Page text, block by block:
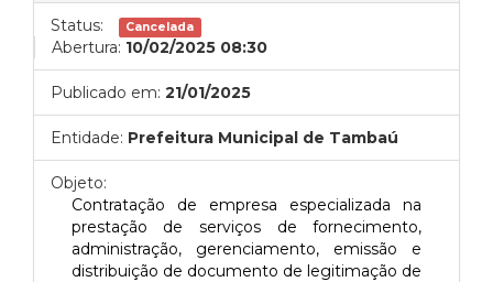
Status: Cancelada
Abertura: 10/02/2025 08:30
Publicado em: 21/01/2025
Entidade: Prefeitura Municipal de Tambaú
Objeto:
Contratação de empresa especializada na
prestação de serviços de fornecimento,
administração, gerenciamento, emissão e
distribuição de documento de legitimação de